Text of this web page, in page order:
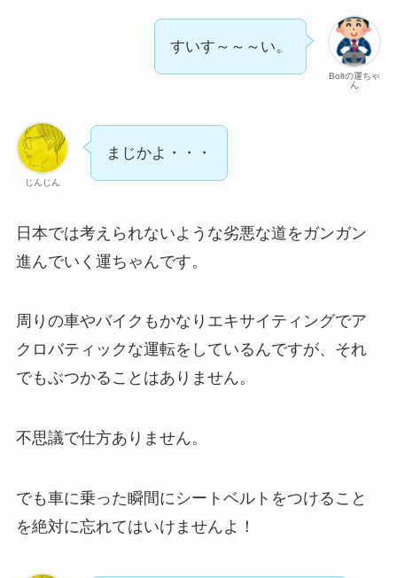
Boltの運ちゃ
ん
すいす～～～い。
じんじん
まじかよ・・・
日本では考えられないような劣悪な道をガンガン
進んでいく運ちゃんです。
周りの車やバイクもかなりエキサイティングでア
クロバティックな運転をしているんですが、それ
でもぶつかることはありません。
不思議で仕方ありません。
でも車に乗った瞬間にシートベルトをつけること
を絶対に忘れてはいけませんよ！